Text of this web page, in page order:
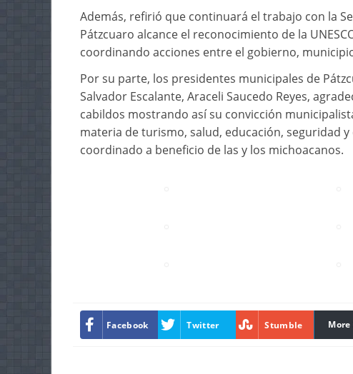
Además, refirió que continuará el trabajo con la
Pátzcuaro alcance el reconocimiento de la
coordinando acciones entre el gobierno,
Por su parte, los presidentes municipales de
Salvador Escalante, Araceli Saucedo Reyes,
cabildos mostrando así su convicción
materia de turismo, salud, educación, seguridad
coordinado a beneficio de las y los michoacanos.
Facebook Twitter Stumble More